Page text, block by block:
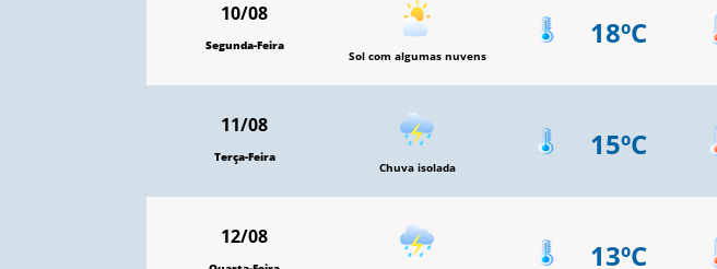
10/08
Segunda-Feira
Sol com algumas nuvens
18ºC
11/08
Terça-Feira
Chuva isolada
15ºC
12/08
13ºC